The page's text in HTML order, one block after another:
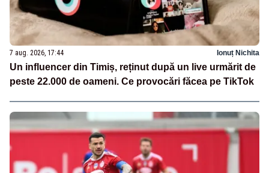
7 aug. 2026, 17:44 Ionuț Nichita
Un influencer din Timiș, reținut după un live urmărit de
peste 22.000 de oameni. Ce provocări făcea pe TikTok